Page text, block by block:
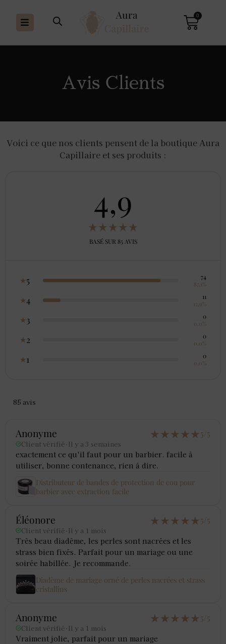
0
Avis Clients
Voici ce que nos clients pensent de la boutique Aura
Capillaire et ses produits :
4,9
★★★★★
BASÉ SUR 85 AVIS
★5 74
87,1%
★4 11
12,9%
★3 0
0,0%
★2 0
0,0%
★1 0
0,0%
85 avis
Anonyme
Client vérifié Il y a 3 semaines
★★★★★5/5
exactement ce qu'il faut pour un barbier. facile à
utiliser, bonne contenance, rien à dire.
Distributeur de bandes de protection de cou pour
barbier avec extraction facile
Éléonore
Client vérifié Il y a 1 mois
★★★★★5/5
Très beau diadème, les perles sont nacrées et les
strass bien fixés. Parfait pour un mariage ou une
soirée habillée. Je recommande.
Diadème de mariage orné de perles nacrées et strass
cristallins
Anonyme
Client vérifié Il y a 1 mois
★★★★★5/5
Vraiment jolie, parfait pour un mariage